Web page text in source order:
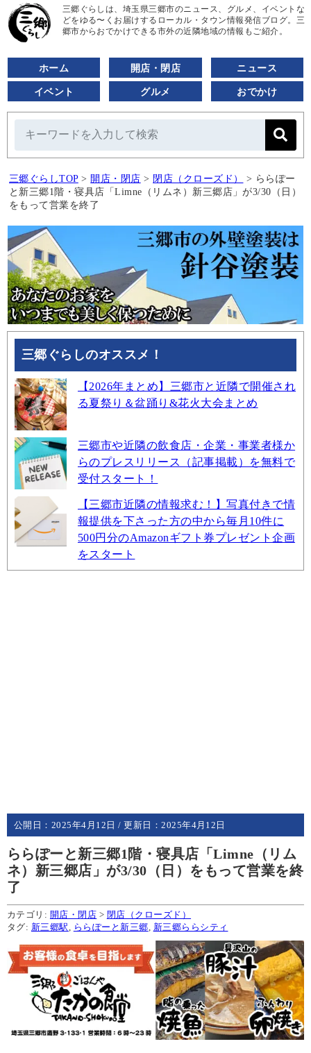
三郷ぐらしは、埼玉県三郷市のニュース、グルメ、イベントな
どをゆる〜くお届けするローカル・タウン情報発信ブログ。三
郷市からおでかけできる市外の近隣地域の情報もご紹介。
ホーム 開店・閉店 ニュース
イベント グルメ おでかけ
三郷ぐらしTOP > 開店・閉店 > 閉店（クローズド） > ららぽー
と新三郷1階・寝具店「Limne（リムネ）新三郷店」が3/30（日）
をもって営業を終了
三郷ぐらしのオススメ！
【2026年まとめ】三郷市と近隣で開催され
る夏祭り＆盆踊り&花火大会まとめ
三郷市や近隣の飲食店・企業・事業者様か
らのプレスリリース（記事掲載）を無料で
受付スタート！
【三郷市近隣の情報求む！】写真付きで情
報提供を下さった方の中から毎月10件に
500円分のAmazonギフト券プレゼント企画
をスタート
公開日： 2025年4月12日 / 更新日：2025年4月12日
ららぽーと新三郷1階・寝具店「Limne（リム
ネ）新三郷店」が3/30（日）をもって営業を終
了
カテゴリ: 開店・閉店 > 閉店（クローズド）
タグ: 新三郷駅, ららぽーと新三郷, 新三郷ららシティ